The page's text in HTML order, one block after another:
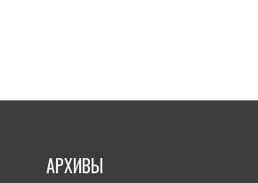
АРХИВЫ